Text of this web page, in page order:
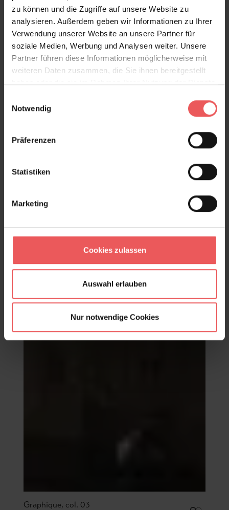
zu können und die Zugriffe auf unsere Website zu
analysieren. Außerdem geben wir Informationen zu Ihrer
Verwendung unserer Website an unsere Partner für
soziale Medien, Werbung und Analysen weiter. Unsere
Partner führen diese Informationen möglicherweise mit
weiteren Daten zusammen, die Sie ihnen bereitgestellt
haben oder die sie im Rahmen Ihrer Nutzung der Dienste
Notwendig
Präferenzen
Statistiken
Marketing
Cookies zulassen
Auswahl erlauben
Nur notwendige Cookies
Graphique, col. 03